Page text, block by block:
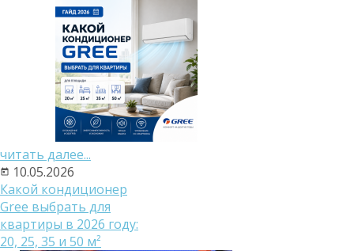
читать далее...
10.05.2026
Какой кондиционер
Gree выбрать для
квартиры в 2026 году:
20, 25, 35 и 50 м²